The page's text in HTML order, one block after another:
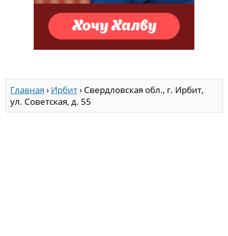
Главная › Ирбит› Свердловская обл., г. Ирбит,
ул. Советская, д. 55